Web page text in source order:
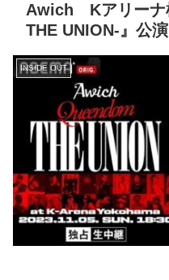
Awich Kアリーナ
THE UNION-』公
INSIDE OUT